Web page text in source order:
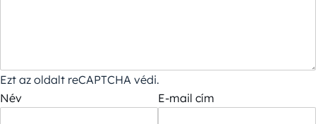
Ezt az oldalt reCAPTCHA védi.
Név
E-mail cím